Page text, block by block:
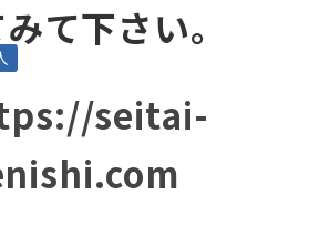
て下さい。
seitai-